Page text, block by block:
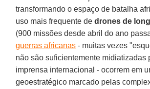
transformando o espaço de batalha
uso mais frequente dedrones de
(900 missões desde abril do ano
guerras africanas - muitas vezes
não são suficientemente midiatizadas
imprensa internacional - ocorrem em
geoestratégico marcado pelas